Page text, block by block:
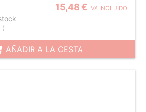
15,48 € IVA INCLUIDO
)
AÑADIR A LA CESTA